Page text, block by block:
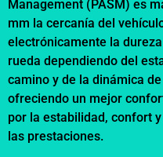
Management (PASM) es
mm la cercanía del
electrónicamente la
rueda dependiendo del
camino y de la dinámica
ofreciendo un mejor
por la estabilidad, confort
las prestaciones.